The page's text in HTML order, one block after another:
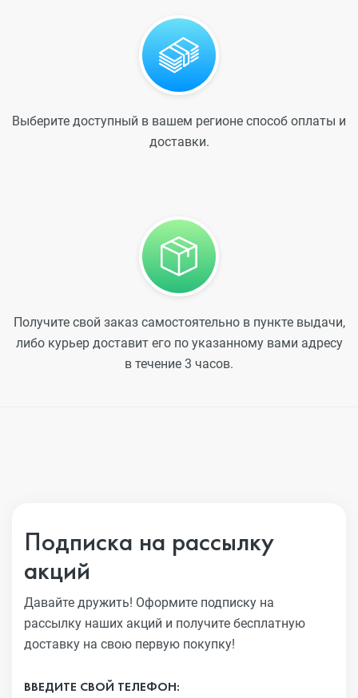
Выберите доступный в вашем регионе способ оплаты и
доставки.
Получите свой заказ самостоятельно в пункте выдачи,
либо курьер доставит его по указанному вами адресу
в течение 3 часов.
Подписка на рассылку
акций
Давайте дружить! Оформите подписку на
рассылку наших акций и получите бесплатную
доставку на свою первую покупку!
ВВЕДИТЕ СВОЙ ТЕЛЕФОН: